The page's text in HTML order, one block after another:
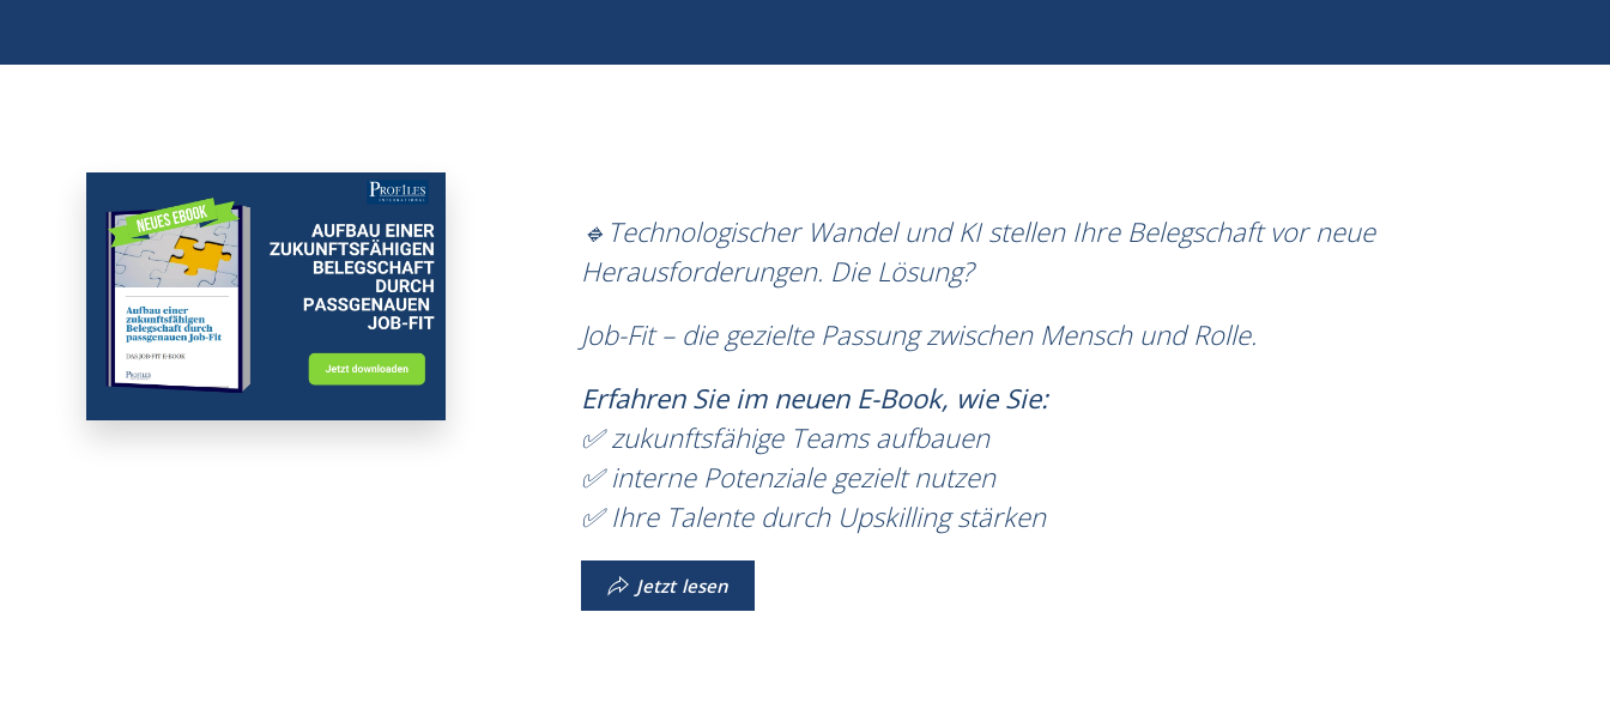
🔹Technologischer Wandel und KI stellen Ihre Belegschaft vor neue
Herausforderungen. Die Lösung?
Job-Fit – die gezielte Passung zwischen Mensch und Rolle.
Erfahren Sie im neuen E-Book, wie Sie:
✅ zukunftsfähige Teams aufbauen
✅ interne Potenziale gezielt nutzen
✅ Ihre Talente durch Upskilling stärken
Jetzt lesen